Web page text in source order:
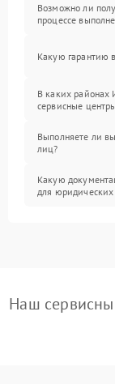
Возможно ли
процессе
Какую гарантию
В каких районах
сервисные
Выполняете ли
лиц?
Какую
для
Наш